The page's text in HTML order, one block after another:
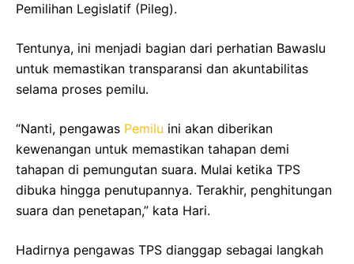
Pemilihan Legislatif (Pileg).
Tentunya, ini menjadi bagian dari perhatian Bawaslu
untuk memastikan transparansi dan akuntabilitas
selama proses pemilu.
“Nanti, pengawas Pemilu ini akan diberikan
kewenangan untuk memastikan tahapan demi
tahapan di pemungutan suara. Mulai ketika TPS
dibuka hingga penutupannya. Terakhir, penghitungan
suara dan penetapan,” kata Hari.
Hadirnya pengawas TPS dianggap sebagai langkah